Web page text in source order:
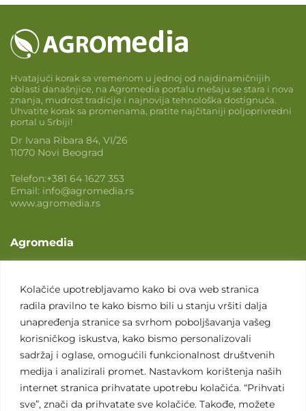
Kolačiće upotrebljavamo kako bi ova web stranica
radila pravilno te kako bismo bili u stanju vršiti dalja
unapređenja stranice sa svrhom poboljšavanja vašeg
korisničkog iskustva, kako bismo personalizovali
sadržaj i oglase, omogućili funkcionalnost društvenih
medija i analizirali promet. Nastavkom korištenja naših
internet stranica prihvatate upotrebu kolačića. “Prihvati
sve”, znači da prihvatate sve kolačiće. Takođe, možete
Hvatajući korak sa vremenom u jednoj od najdinamičnijih
oblasti današnjice, na Agromedia portalu mešaju se stara i nova
znanja, mudrost tradicije i najnovija tehnološka dostignuća.
Uhvatite korak sa promenama, pratite najčitaniji poljoprivredni
portal u Srbiji!
Dr Ivana Ribara 84, VI/26
11070 Novi Beograd
Telefon:+381 64 1627 353
Email: info@agromedia.rs
www.agromedia.rs
Agromedia
Svet poljoprivrede
Marketing usluge
Tražimo saradnike
Kontakt
Kontakt